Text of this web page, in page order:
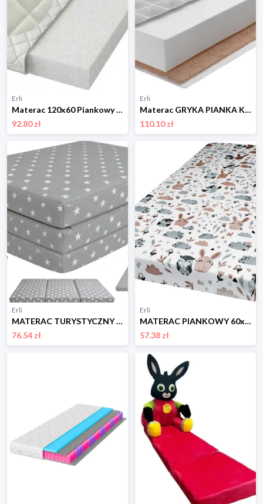
Erli
Materac 120x60 Piankowy Średnio Twardy ALOE VERA Antyalergiczny Premium
92.80 zł
Erli
Materac GRYKA PIANKA KOKOS 100x50 o grubości 8 cm + pokrowiec pikowany
110.10 zł
Erli
MATERAC TURYSTYCZNY 120x60 składany PUFA TORBA dla dziecka do ŁÓŻECZKA 33
76.54 zł
Erli
MATERAC PIANKOWY 60x120cm dziecięcy DO ŁÓŻECZKA pokrowiec BAWEŁNA 129
57.38 zł